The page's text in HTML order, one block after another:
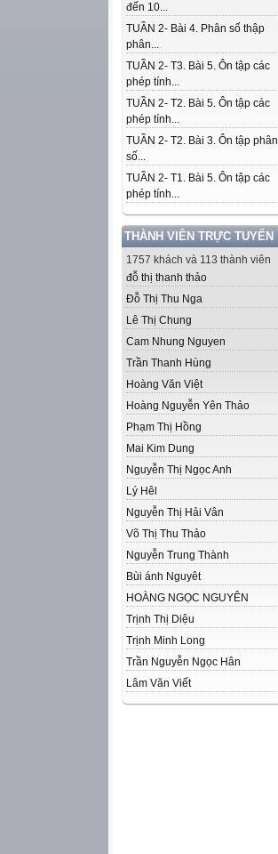
đến 10...
TUẦN 2- Bài 4. Phân số thập
phân...
TUẦN 2- T3. Bài 5. Ôn tập các
phép tính...
TUẦN 2- T2. Bài 5. Ôn tập các
phép tính...
TUẦN 2- T2. Bài 3. Ôn tập phân
số...
TUẦN 2- T1. Bài 5. Ôn tập các
phép tính...
THÀNH VIÊN TRỰC TUYẾN
1757 khách và 113 thành viên
đỗ thị thanh thảo
Đỗ Thị Thu Nga
Lê Thị Chung
Cam Nhung Nguyen
Trần Thanh Hùng
Hoàng Văn Việt
Hoàng Nguyễn Yên Thảo
Phạm Thị Hồng
Mai Kim Dung
Nguyễn Thị Ngọc Anh
Lý Hêl
Nguyễn Thị Hải Vân
Võ Thị Thu Thảo
Nguyễn Trung Thành
Bùi ánh Nguyêt
HOÀNG NGỌC NGUYÊN
Trịnh Thị Diệu
Trịnh Minh Long
Trần Nguyễn Ngọc Hân
Lâm Văn Viết